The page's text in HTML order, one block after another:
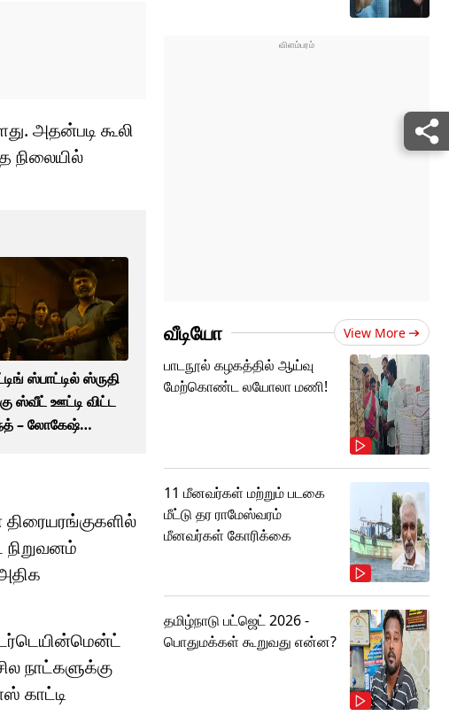
அதன்படி கூலி
நிலையில்
ஸ்பாட்டில் ஸ்ருதி
ஸ்வீட் ஊட்டி விட்ட
– லோகேஷ்
திரையரங்குகளில்
நாட்களுக்கு
காட்டி
வீடியோ View More
பாடநூல் கழகத்தில் ஆய்வு
மேற்கொண்ட லயோலா மணி!
11 மீனவர்கள் மற்றும் படகை
மீட்டு தர ராமேஸ்வரம்
மீனவர்கள் கோரிக்கை
தமிழ்நாடு பட்ஜெட் 2026 -
பொதுமக்கள் கூறுவது என்ன?